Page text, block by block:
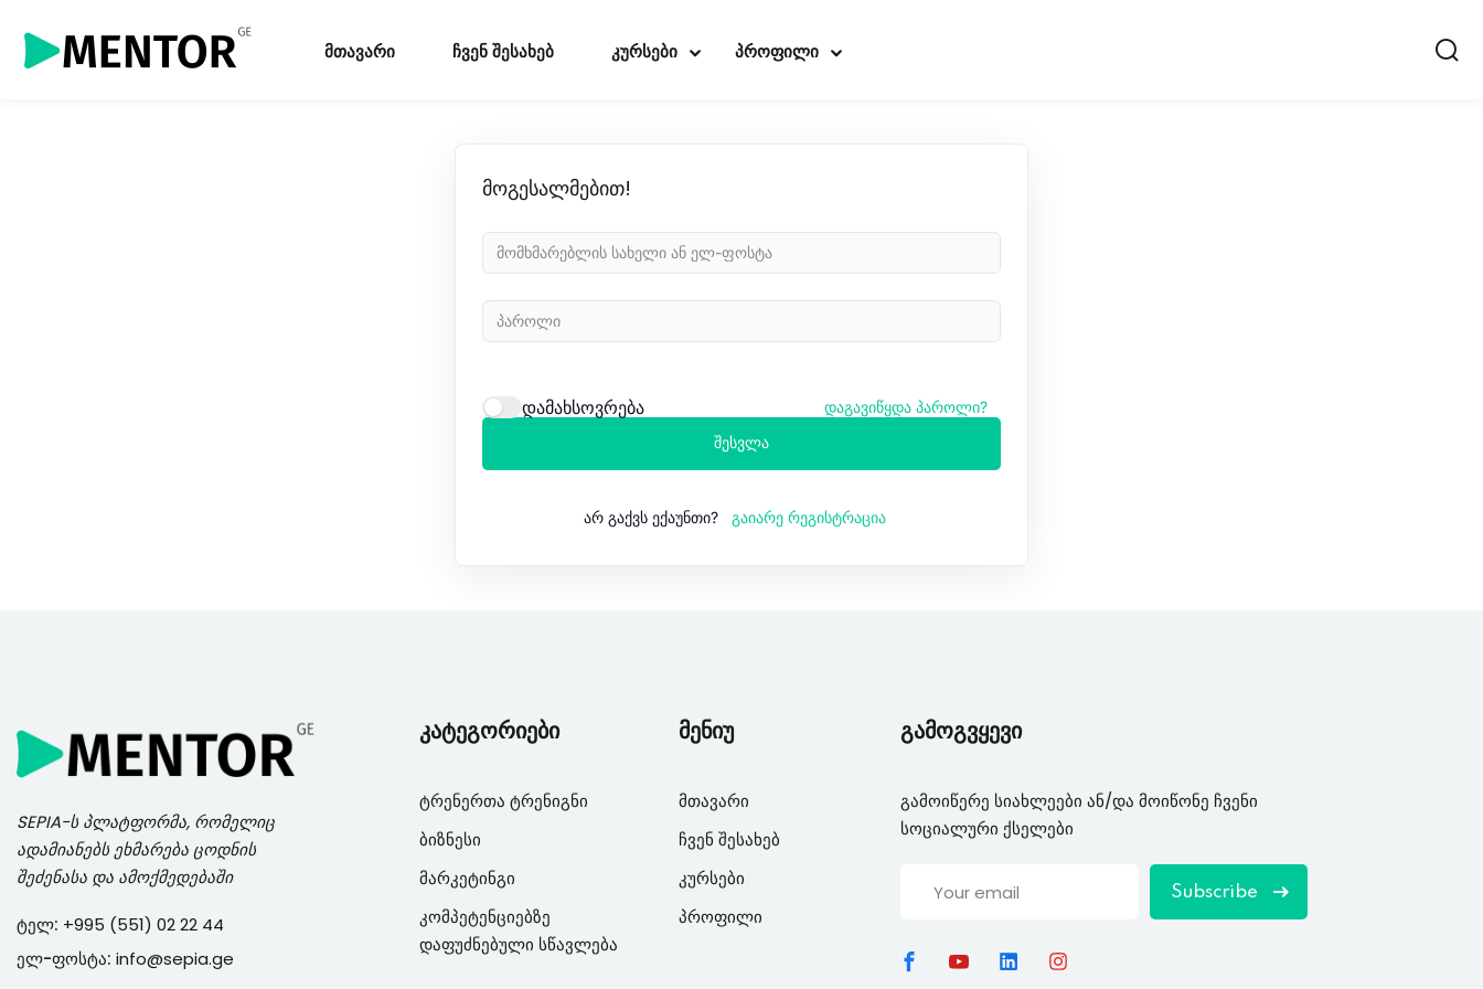
მთავარი ჩვენ შესახებ კურსები პროფილი
მოგესალმებით!
დამახსოვრება დაგავიწყდა პაროლი?
შესვლა
არ გაქვს ექაუნთი? გაიარე რეგისტრაცია
SEPIA-ს პლატფორმა, რომელიც
ადამიანებს ეხმარება ცოდნის
შეძენასა და ამოქმედებაში
ტელ: +995 (551) 02 22 44
ელ-ფოსტა: info@sepia.ge
კატეგორიები
ტრენერთა ტრენიგნი
ბიზნესი
მარკეტინგი
კომპეტენციებზე
დაფუძნებული სწავლება
მენიუ
მთავარი
ჩვენ შესახებ
კურსები
პროფილი
გამოგვყევი
გამოიწერე სიახლეები ან/და მოიწონე ჩვენი
სოციალური ქსელები
Subscribe
Sign in